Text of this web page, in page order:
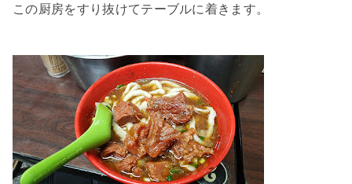
この厨房をすり抜けてテーブルに着きます。